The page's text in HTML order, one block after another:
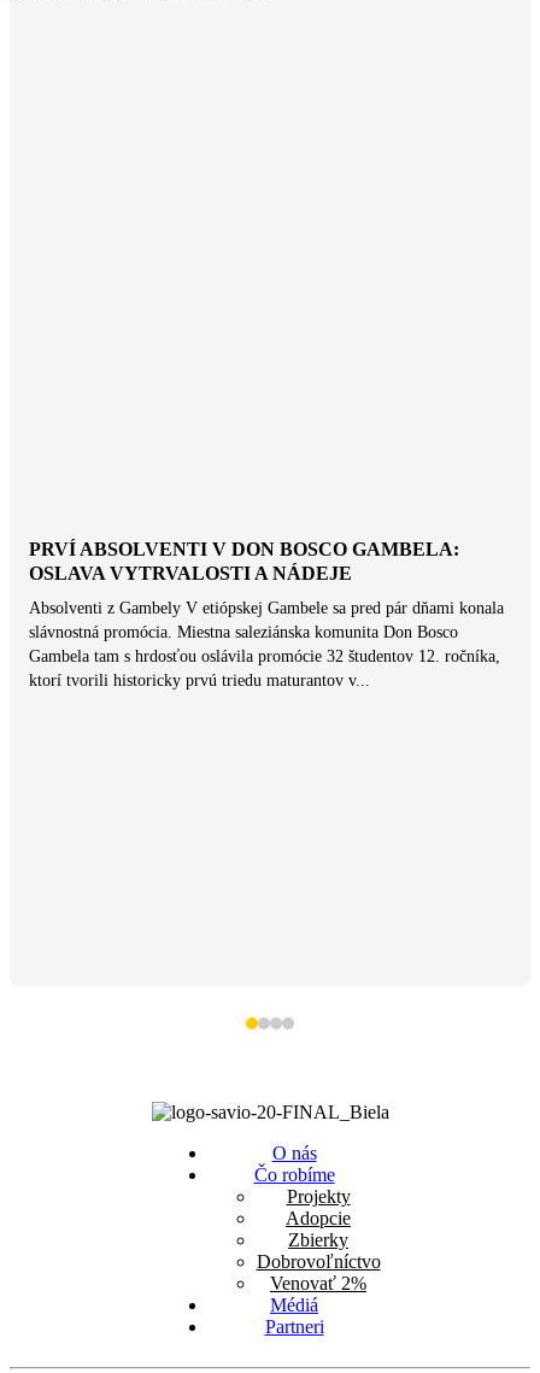
PRVÍ ABSOLVENTI V DON BOSCO GAMBELA:
OSLAVA VYTRVALOSTI A NÁDEJE
Absolventi z Gambely V etiópskej Gambele sa pred pár dňami konala
slávnostná promócia. Miestna saleziánska komunita Don Bosco
Gambela tam s hrdosťou oslávila promócie 32 študentov 12. ročníka,
ktorí tvorili historicky prvú triedu maturantov v...
O nás
Čo robíme
Projekty
Adopcie
Zbierky
Dobrovoľníctvo
Venovať 2%
Médiá
Partneri